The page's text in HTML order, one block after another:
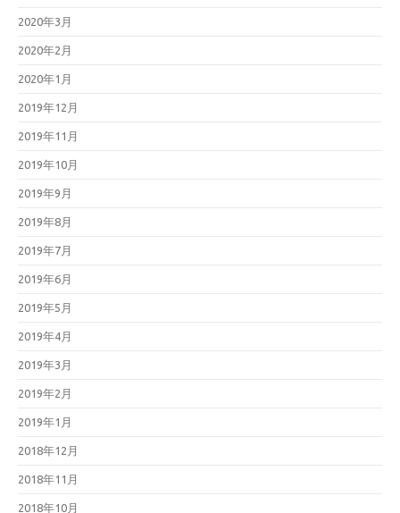
2020年3月
2020年2月
2020年1月
2019年12月
2019年11月
2019年10月
2019年9月
2019年8月
2019年7月
2019年6月
2019年5月
2019年4月
2019年3月
2019年2月
2019年1月
2018年12月
2018年11月
2018年10月